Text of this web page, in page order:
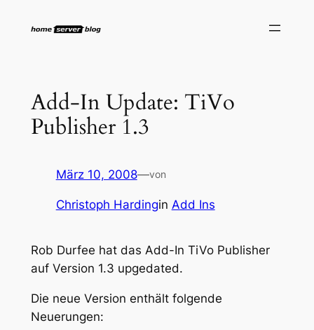
Inhalt
Add-In Update: TiVo
Publisher 1.3
März 10, 2008—von
Christoph Hardingin Add Ins
Rob Durfee hat das Add-In TiVo Publisher
auf Version 1.3 upgedated.
Die neue Version enthält folgende
Neuerungen: